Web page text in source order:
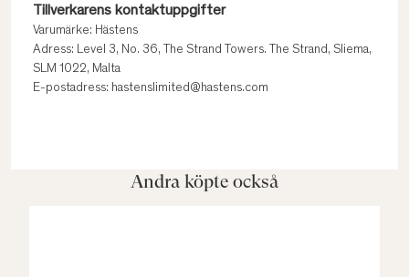
Tillverkarens kontaktuppgifter
Varumärke: Hästens
Adress: Level 3, No. 36, The Strand Towers. The Strand, Sliema,
SLM 1022, Malta
E-postadress: hastenslimited@hastens.com
Andra köpte också